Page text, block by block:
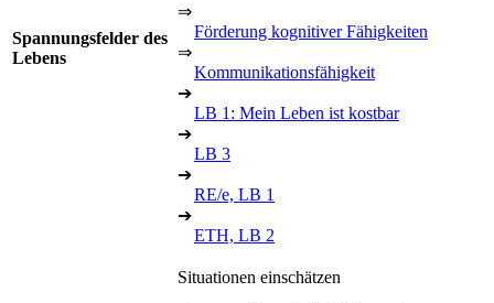
Spannungsfelder des
Lebens
⇒
Förderung kognitiver Fähigkeiten
⇒
Kommunikationsfähigkeit
➔
LB 1: Mein Leben ist kostbar
➔
LB 3
➔
RE/e, LB 1
➔
ETH, LB 2
Situationen einschätzen